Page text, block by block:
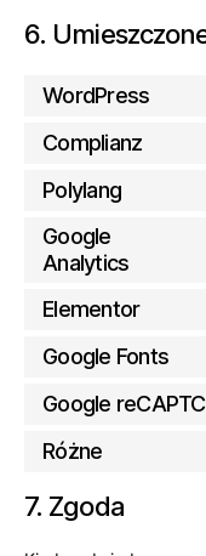
6.
WordPress
Complianz
Polylang
Google
Analytics
Elementor
Google Fonts
Google
Różne
7. Zgoda